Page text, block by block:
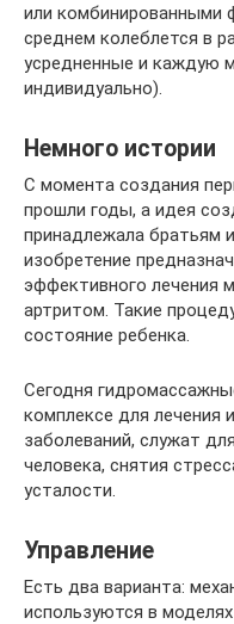
или комбинированными
среднем колеблется в
усредненные и каждую
индивидуально).
Немного истории
С момента создания
прошли годы, а идея
принадлежала братьям
изобретение
эффективного лечения
артритом. Такие
состояние ребенка.
Сегодня
комплексе для лечения
заболеваний, служат
человека, снятия
усталости.
Управление
Есть два варианта:
используются в